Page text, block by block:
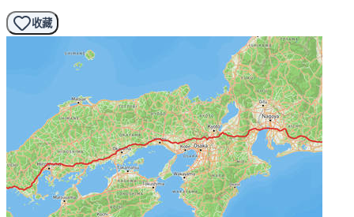
收藏